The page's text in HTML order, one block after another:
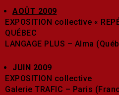
AOÛT 2009
EXPOSITION collective «
QUÉBEC
LANGAGE PLUS – Alma
JUIN 2009
EXPOSITION collective
Galerie TRAFIC – Paris